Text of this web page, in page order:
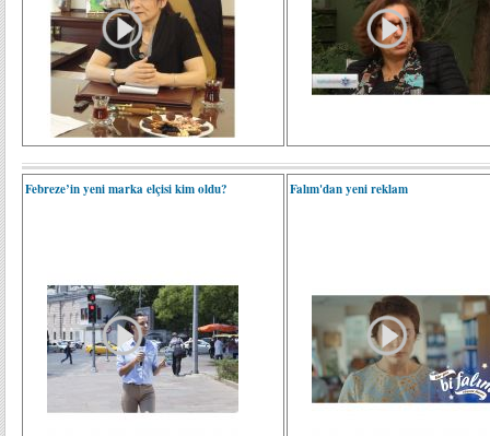
Febreze’in yeni marka elçisi kim oldu? Falım'dan yeni reklam